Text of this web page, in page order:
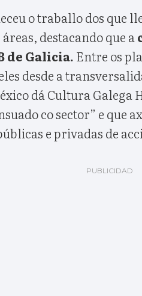
o traballo dos que
áreas, destacando que a
de Galicia.Entre os
desde a
dá Cultura Galega
co sector” e que
e privadas de